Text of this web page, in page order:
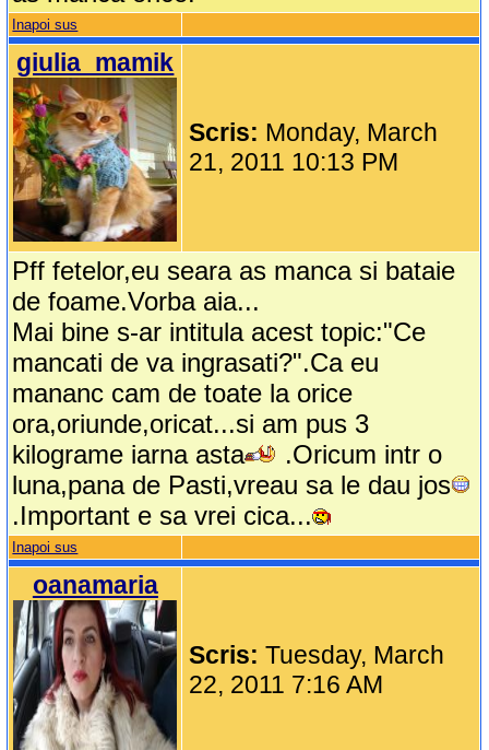
Inapoi sus
giulia_mamik
Scris: Monday, March
21, 2011 10:13 PM
Pff fetelor,eu seara as manca si bataie
de foame.Vorba aia...
Mai bine s-ar intitula acest topic:"Ce
mancati de va ingrasati?".Ca eu
mananc cam de toate la orice
ora,oriunde,oricat...si am pus 3
kilograme iarna asta
.Oricum intr o
luna,pana de Pasti,vreau sa le dau jos
.Important e sa vrei cica...
Inapoi sus
oanamaria
Scris:Tuesday, March
22, 2011 7:16 AM